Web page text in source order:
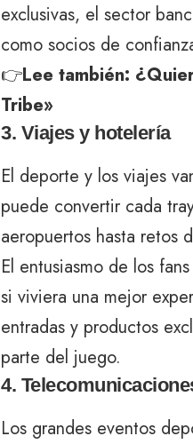
exclusivas, el sector
como socios de
👉Lee también:
Tribe»
3. Viajes y hotelería
El deporte y los viajes
puede convertir cada
aeropuertos hasta retos
El entusiasmo de los
si viviera una mejor
entradas y productos
parte del juego.
4.
Los grandes eventos